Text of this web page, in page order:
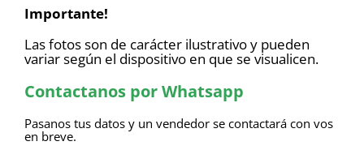
Importante!
Las fotos son de carácter ilustrativo y pueden
variar según el dispositivo en que se visualicen.
Contactanos por Whatsapp
Pasanos tus datos y un vendedor se contactará con vos
en breve.